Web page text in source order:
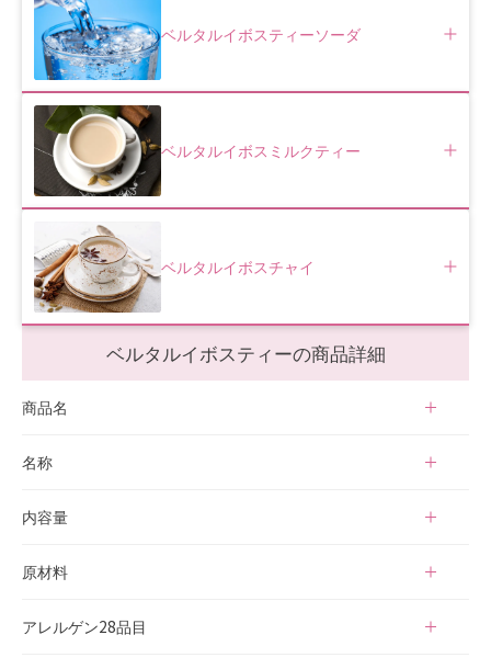
ベルタルイボスティーソーダ
ベルタルイボスミルクティー
ベルタルイボスチャイ
ベルタルイボスティーの商品詳細
商品名
名称
内容量
原材料
ーフラワー、ネトル、生姜、タンポポ根、マキベリー、月桃葉、
アレルゲン28品目